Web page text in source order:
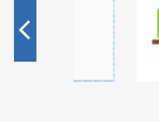
枚
目
の